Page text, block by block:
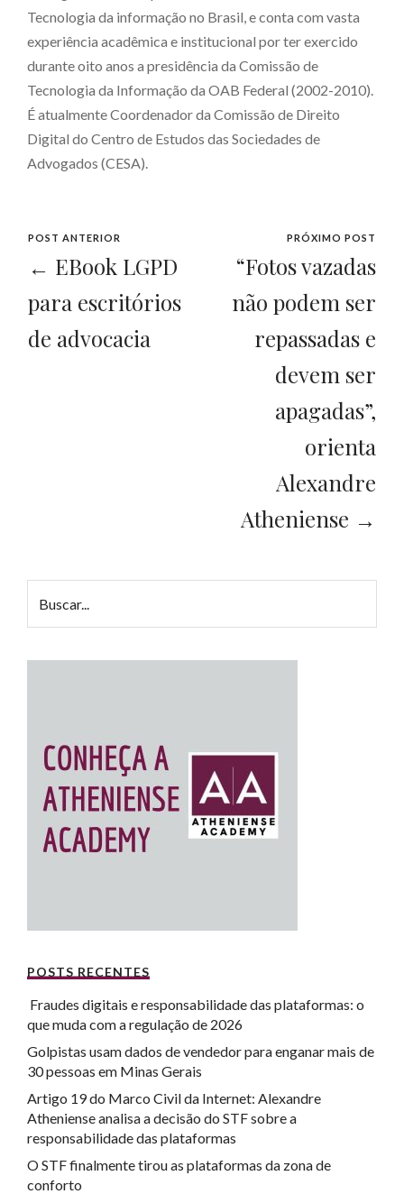
Tecnologia da informação no Brasil, e conta com vasta
experiência acadêmica e institucional por ter exercido
durante oito anos a presidência da Comissão de
Tecnologia da Informação da OAB Federal (2002-2010).
É atualmente Coordenador da Comissão de Direito
Digital do Centro de Estudos das Sociedades de
Advogados (CESA).
POST ANTERIOR
← EBook LGPD
para escritórios
de advocacia
PRÓXIMO POST
“Fotos vazadas
não podem ser
repassadas e
devem ser
apagadas”,
orienta
Alexandre
Atheniense →
POSTS RECENTES
Fraudes digitais e responsabilidade das plataformas: o
que muda com a regulação de 2026
Golpistas usam dados de vendedor para enganar mais de
30 pessoas em Minas Gerais
Artigo 19 do Marco Civil da Internet: Alexandre
Atheniense analisa a decisão do STF sobre a
responsabilidade das plataformas
O STF finalmente tirou as plataformas da zona de
conforto